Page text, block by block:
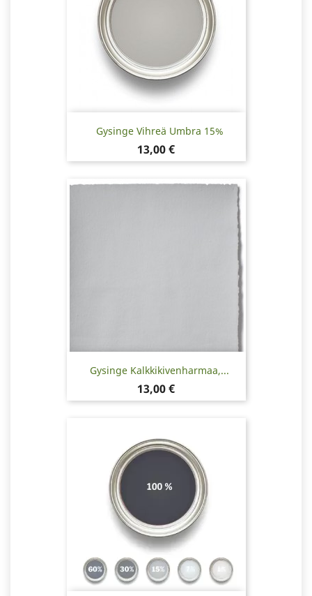
Gysinge Vihreä Umbra 15%
Hinta
13,00 €
Gysinge Kalkkikivenharmaa,...
Hinta
13,00 €